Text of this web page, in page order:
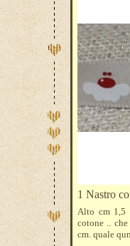
1 Nastro
Alto cm 1,5
cotone ..
cm. quale